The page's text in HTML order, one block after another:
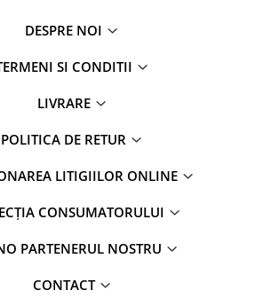
DESPRE NOI
SI CONDITII
LIVRARE
POLITICA DE RETUR
LITIGIILOR ONLINE
CONSUMATORULUI
PARTENERUL NOSTRU
CONTACT